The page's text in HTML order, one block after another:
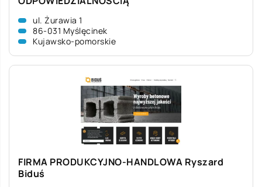
ul. Żurawia 1
86-031 Myślęcinek
Kujawsko-pomorskie
FIRMA PRODUKCYJNO-HANDLOWA Ryszard
Biduś